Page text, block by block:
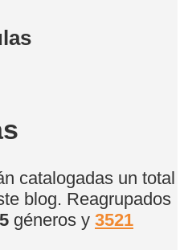
catalogadas un total
blog. Reagrupados
géneros y 3521